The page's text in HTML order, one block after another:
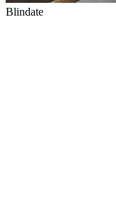
Blindate